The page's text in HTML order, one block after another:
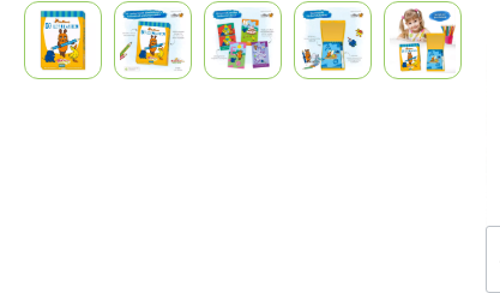
Bildergalerie überspringen